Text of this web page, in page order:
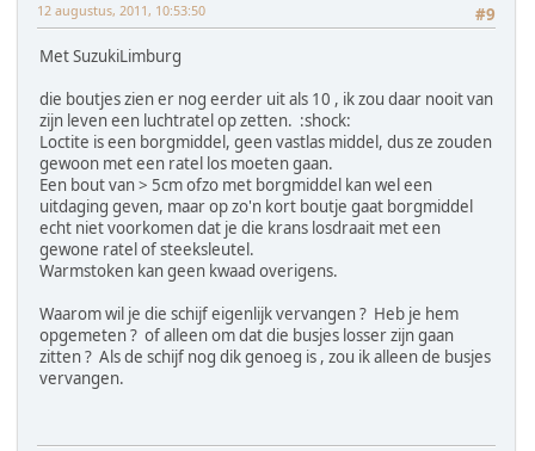
#9
12 augustus, 2011, 10:53:50
Met SuzukiLimburg
die boutjes zien er nog eerder uit als 10 , ik zou daar nooit van
zijn leven een luchtratel op zetten. :shock:
Loctite is een borgmiddel, geen vastlas middel, dus ze zouden
gewoon met een ratel los moeten gaan.
Een bout van > 5cm ofzo met borgmiddel kan wel een
uitdaging geven, maar op zo'n kort boutje gaat borgmiddel
echt niet voorkomen dat je die krans losdraait met een
gewone ratel of steeksleutel.
Warmstoken kan geen kwaad overigens.
Waarom wil je die schijf eigenlijk vervangen ? Heb je hem
opgemeten ? of alleen om dat die busjes losser zijn gaan
zitten ? Als de schijf nog dik genoeg is , zou ik alleen de busjes
vervangen.